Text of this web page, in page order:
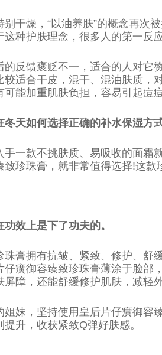
干燥，“以油养肤”的概念再次
这种护肤理念，很多人的第一反
的反馈褒贬不一，适合的人对它
适合干皮，混干、混油肤质，
能加重肌肤负担，容易引起痘
冬天如何选择正确的补水保湿方
手一款不挑肤质、易吸收的面霜
珍珠膏，就非常值得选择!这款
效上是下了功夫的。
珠膏拥有抗皱、紧致、修护、舒
仔癀御容臻致珍珠膏薄涂于脸部
障，还能舒缓修护肌肤，减轻
姐妹，坚持使用皇后片仔癀御容
升，收获紧致Q弹好肤感。